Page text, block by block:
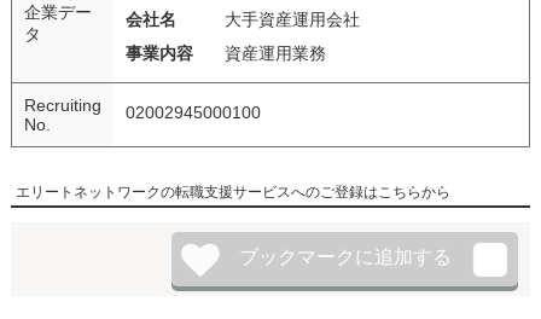
企業デー
タ
会社名
大手資産運用会社
事業内容
資産運用業務
Recruiting
No.
02002945000100
エリートネットワークの転職支援サービスへのご登録はこちらから